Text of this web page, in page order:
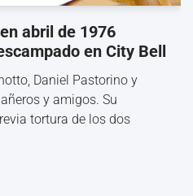
abril de 1976
en City Bell
Daniel Pastorino y
y amigos. Su
tortura de los dos